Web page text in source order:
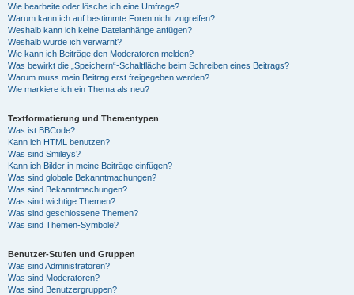
Wie bearbeite oder lösche ich eine Umfrage?
Warum kann ich auf bestimmte Foren nicht zugreifen?
Weshalb kann ich keine Dateianhänge anfügen?
Weshalb wurde ich verwarnt?
Wie kann ich Beiträge den Moderatoren melden?
Was bewirkt die „Speichern“-Schaltfläche beim Schreiben eines Beitrags?
Warum muss mein Beitrag erst freigegeben werden?
Wie markiere ich ein Thema als neu?
Textformatierung und Thementypen
Was ist BBCode?
Kann ich HTML benutzen?
Was sind Smileys?
Kann ich Bilder in meine Beiträge einfügen?
Was sind globale Bekanntmachungen?
Was sind Bekanntmachungen?
Was sind wichtige Themen?
Was sind geschlossene Themen?
Was sind Themen-Symbole?
Benutzer-Stufen und Gruppen
Was sind Administratoren?
Was sind Moderatoren?
Was sind Benutzergruppen?